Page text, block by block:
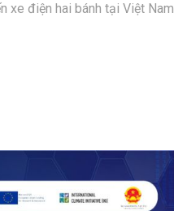
xe điện hai bánh tại Việt Nam